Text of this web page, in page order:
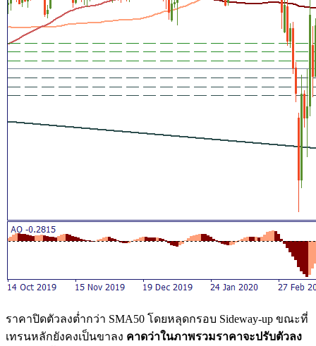
ราคาปิดตัวลงต่ำกว่า SMA50 โดยหลุดกรอบ Sideway-up ขณะที่
เทรนหลักยังคงเป็นขาลง คาดว่าในภาพรวมราคาจะปรับตัวลง